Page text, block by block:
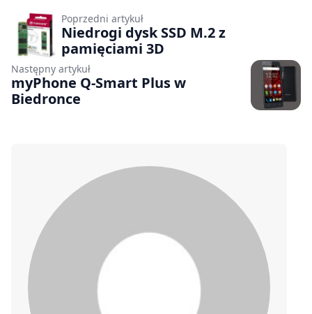
Poprzedni artykuł
Niedrogi dysk SSD M.2 z
pamięciami 3D
Następny artykuł
myPhone Q-Smart Plus w
Biedronce